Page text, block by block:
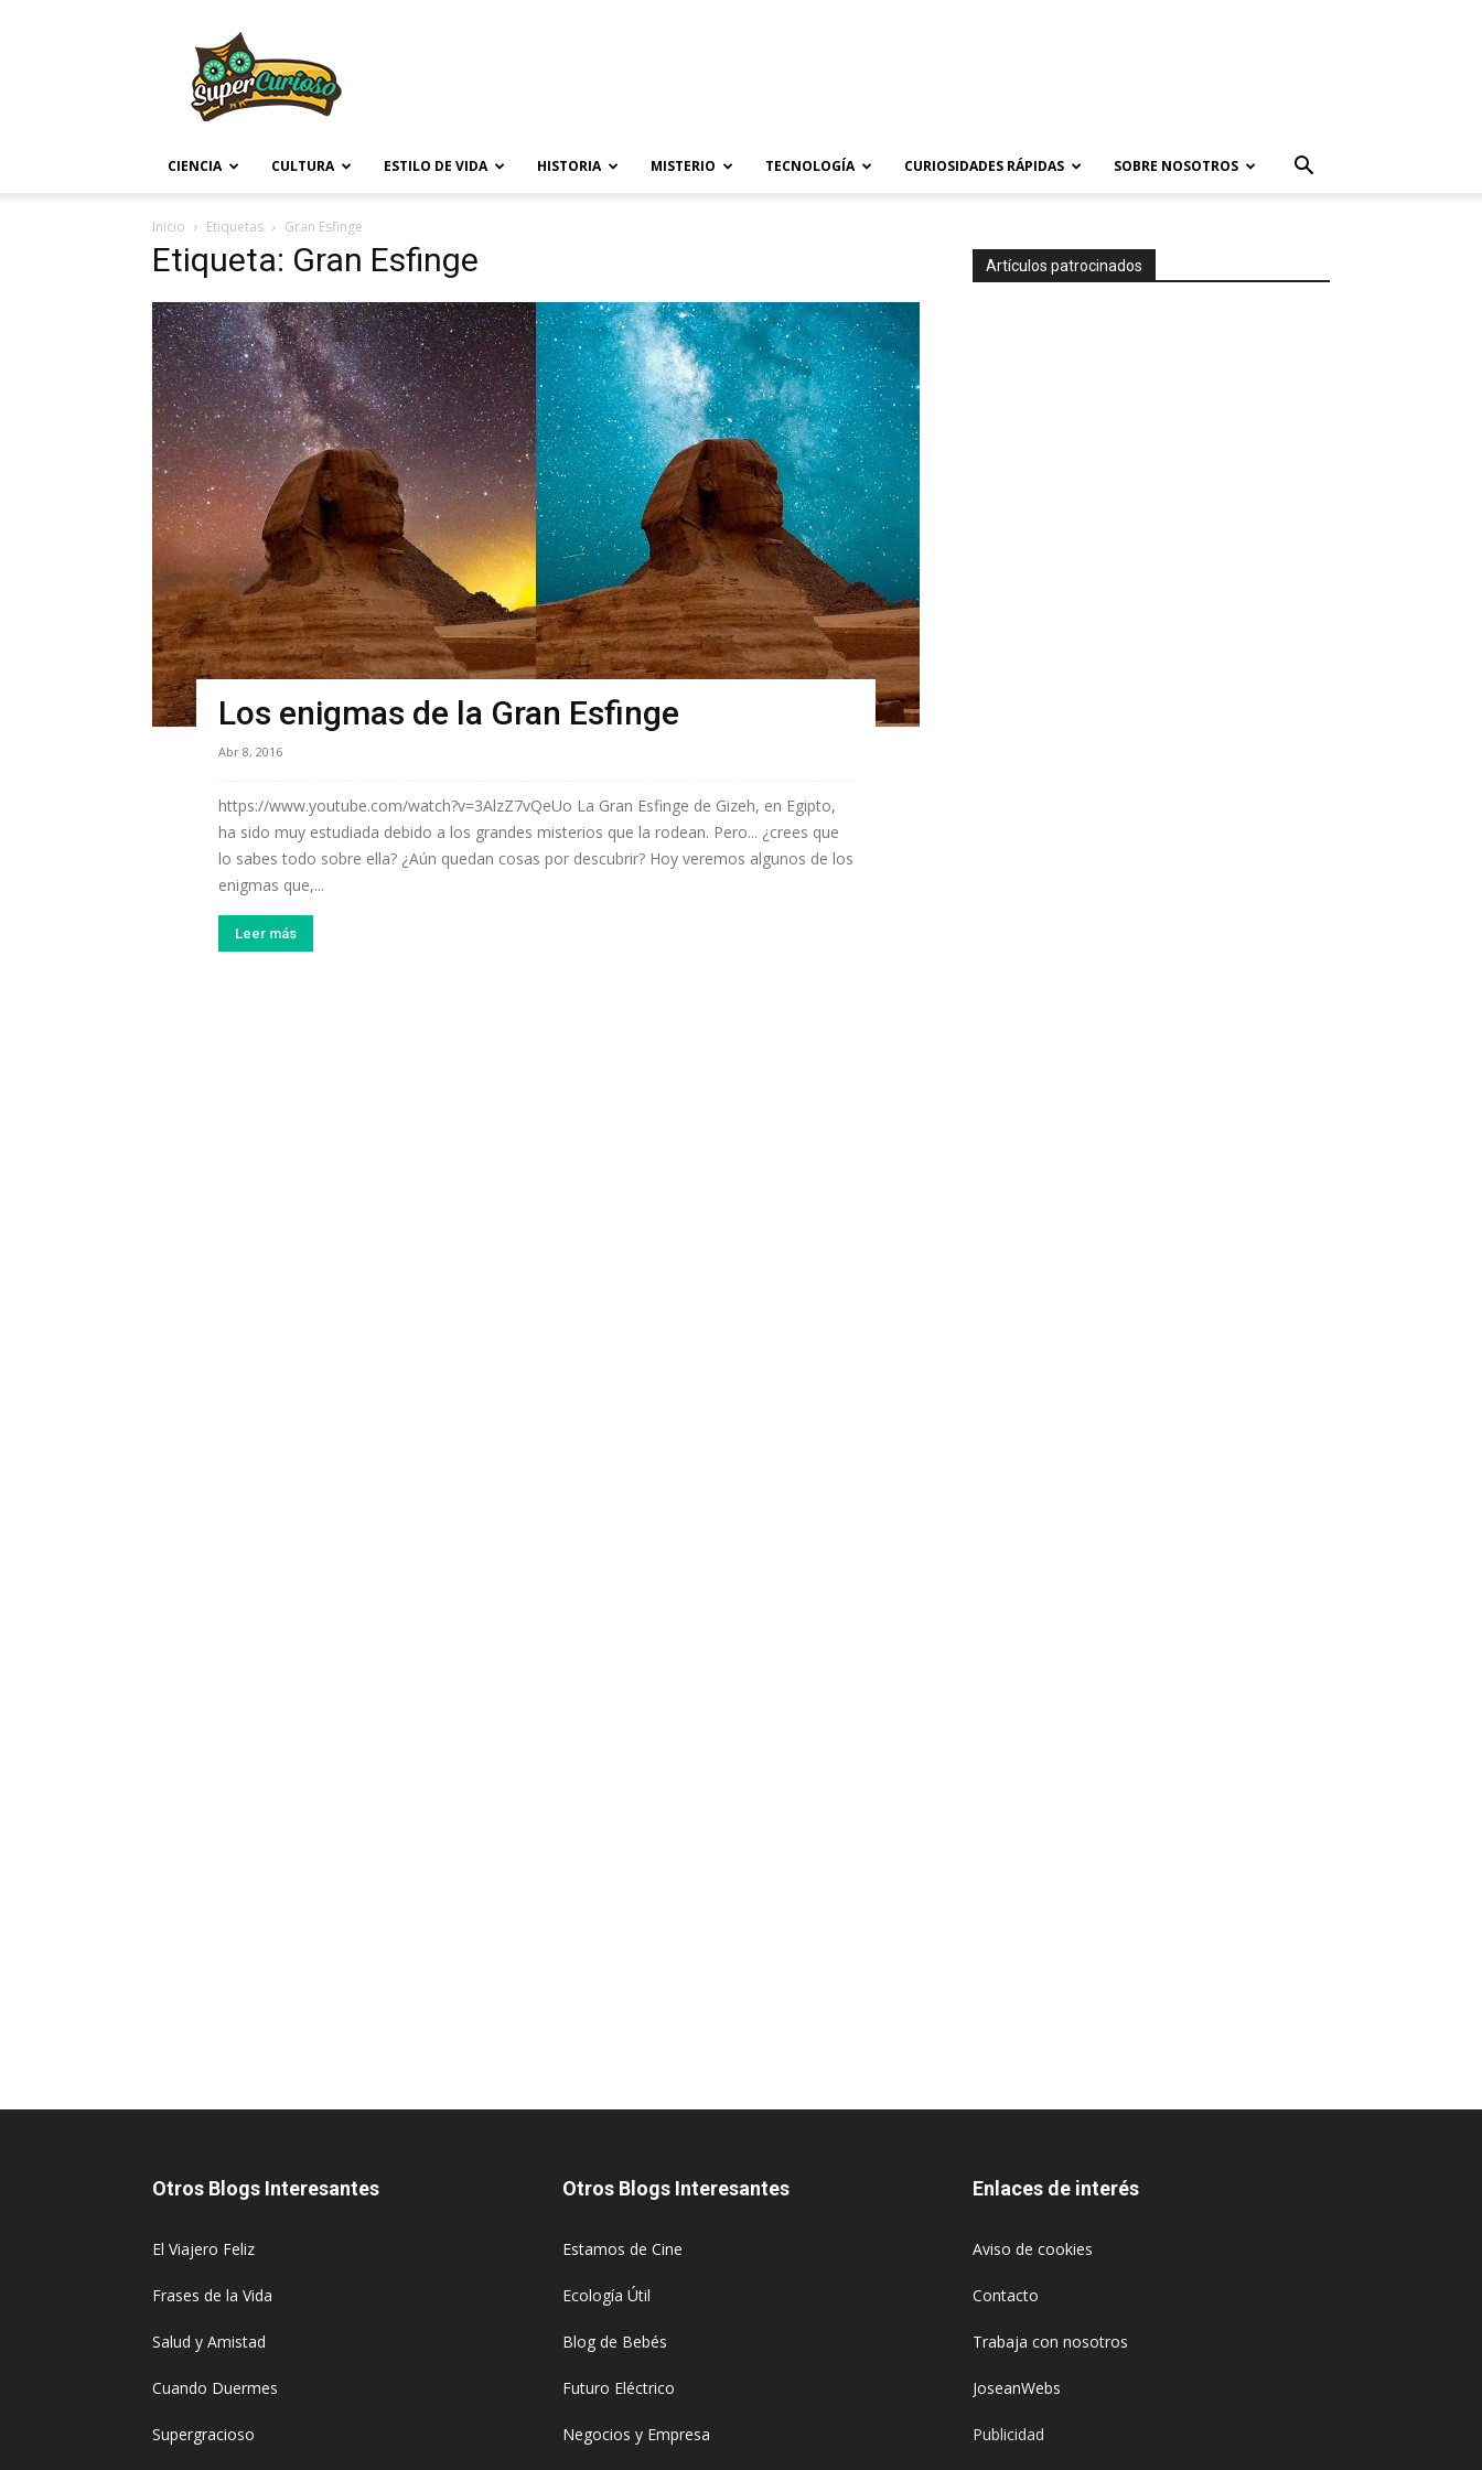
CIENCIA CULTURA ESTILO DE VIDA HISTORIA MISTERIO TECNOLOGÍA CURIOSIDADES RÁPIDAS SOBRE NOSOTROS
Inicio Etiquetas Gran Esfinge
Etiqueta: Gran Esfinge
Los enigmas de la Gran Esfinge
Abr 8, 2016
https://www.youtube.com/watch?v=3AlzZ7vQeUo La Gran Esfinge de Gizeh, en Egipto,
ha sido muy estudiada debido a los grandes misterios que la rodean. Pero... ¿crees que
lo sabes todo sobre ella? ¿Aún quedan cosas por descubrir? Hoy veremos algunos de los
enigmas que,...
Leer más
Artículos patrocinados
Otros Blogs Interesantes
El Viajero Feliz
Frases de la Vida
Salud y Amistad
Cuando Duermes
Supergracioso
Otros Blogs Interesantes
Estamos de Cine
Ecología Útil
Blog de Bebés
Futuro Eléctrico
Negocios y Empresa
Enlaces de interés
Aviso de cookies
Contacto
Trabaja con nosotros
JoseanWebs
Publicidad